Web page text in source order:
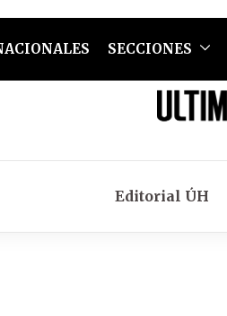
SECCIONES
Editorial ÚH